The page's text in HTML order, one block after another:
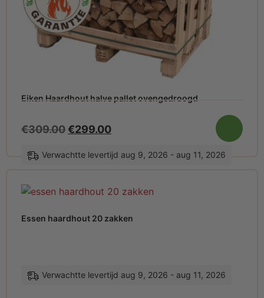
Eiken Haardhout halve pallet ovengedroogd
€309.00€299.00
Verwachtte levertijd aug 9, 2026 - aug 11, 2026
Essen haardhout 20 zakken
Verwachtte levertijd aug 9, 2026 - aug 11, 2026